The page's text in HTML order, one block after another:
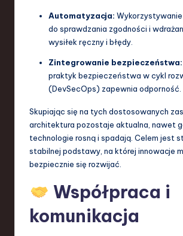
Automatyzacja:
do sprawdzania zgodności i
wysiłek ręczny i błędy.
Zintegrowanie bezpieczeństwa:
praktyk bezpieczeństwa w cykl
(DevSecOps) zapewnia odporność.
Skupiając się na tych dostosowanych
architektura pozostaje aktualna, nawet
technologie rosną i spadają. Celem jest
stabilnej podstawy, na której innowacje
bezpiecznie się rozwijać.
Współpraca i
komunikacja